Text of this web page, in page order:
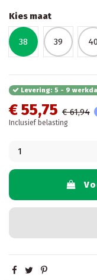
Kies maat
38 39
Levering: 5 - 9
€ 55,75 € 61,94
Inclusief belasting